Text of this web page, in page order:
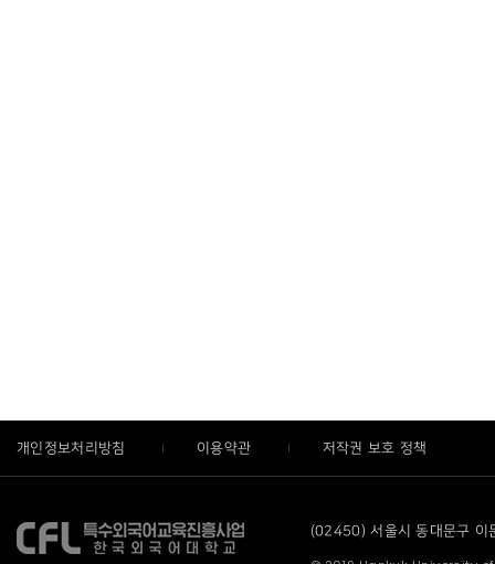
개인정보처리방침 이용약관 저작권 보호 정책
(02450) 서울시 동대문구